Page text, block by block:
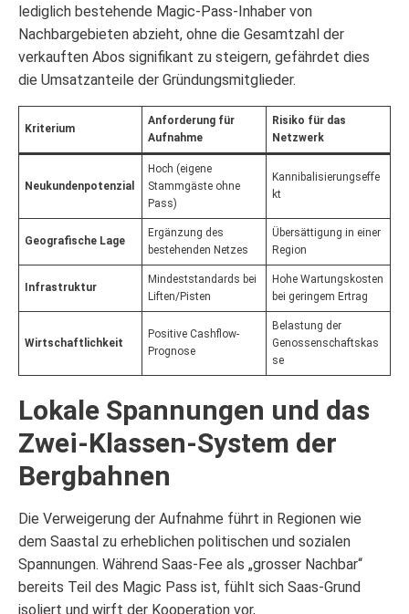
lediglich bestehende Magic-Pass-Inhaber von
Nachbargebieten abzieht, ohne die Gesamtzahl der
verkauften Abos signifikant zu steigern, gefährdet dies
die Umsatzanteile der Gründungsmitglieder.
Kriterium
Anforderung für
Aufnahme
Risiko für das
Netzwerk
Neukundenpotenzial
Hoch (eigene
Stammgäste ohne
Pass)
Kannibalisierungseffe
kt
Geografische Lage
Ergänzung des
bestehenden Netzes
Übersättigung in einer
Region
Infrastruktur
Mindeststandards bei
Liften/Pisten
Hohe Wartungskosten
bei geringem Ertrag
Wirtschaftlichkeit
Positive Cashflow-
Prognose
Belastung der
Genossenschaftskas
se
Lokale Spannungen und das
Zwei-Klassen-System der
Bergbahnen
Die Verweigerung der Aufnahme führt in Regionen wie
dem Saastal zu erheblichen politischen und sozialen
Spannungen. Während Saas-Fee als „grosser Nachbar“
bereits Teil des Magic Pass ist, fühlt sich Saas-Grund
isoliert und wirft der Kooperation vor,